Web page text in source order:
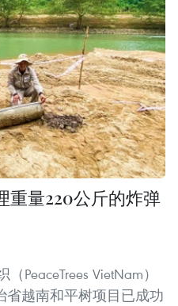
重量220公斤的炸弹
PeaceTrees VietNam）
越南和平树项目已成功